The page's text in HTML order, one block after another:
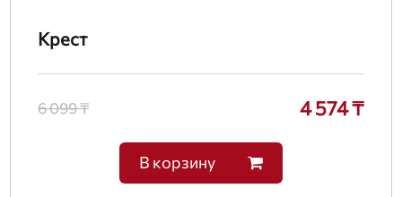
Крест
6 099 ₸ 4 574 ₸
В корзину